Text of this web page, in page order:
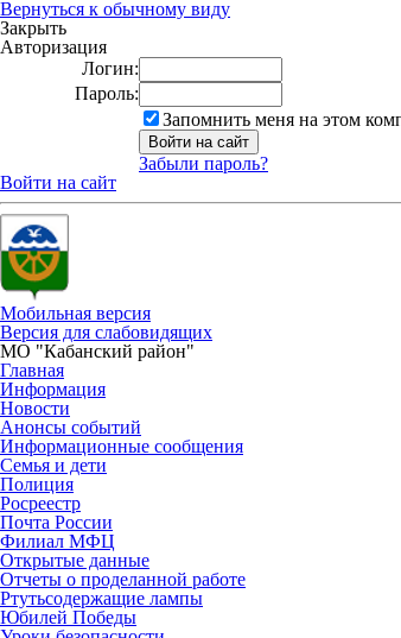
Вернуться к обычному виду
Закрыть
Авторизация
Логин:
Пароль:
Запомнить меня на этом
Забыли пароль?
Войти на сайт
Мобильная версия
Версия для слабовидящих
МО "Кабанский район"
Главная
Информация
Новости
Анонсы событий
Информационные сообщения
Семья и дети
Полиция
Росреестр
Почта России
Филиал МФЦ
Открытые данные
Отчеты о проделанной работе
Ртутьсодержащие лампы
Юбилей Победы